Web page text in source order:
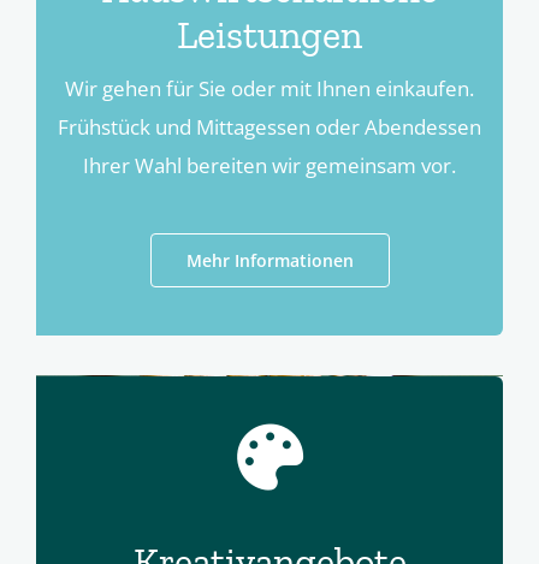
Leistungen
Wir gehen für Sie oder mit Ihnen einkaufen.
Frühstück und Mittagessen oder Abendessen
Ihrer Wahl bereiten wir gemeinsam vor.
Mehr Informationen